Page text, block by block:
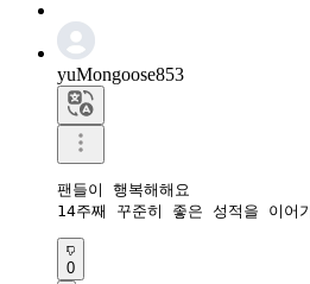
yuMongoose853
팬들이 행복해해요
14주째 꾸준히 좋은 성적을 이어
0